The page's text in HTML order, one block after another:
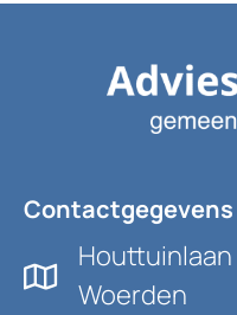
Contactgegevens
Houttuinlaan
Woerden